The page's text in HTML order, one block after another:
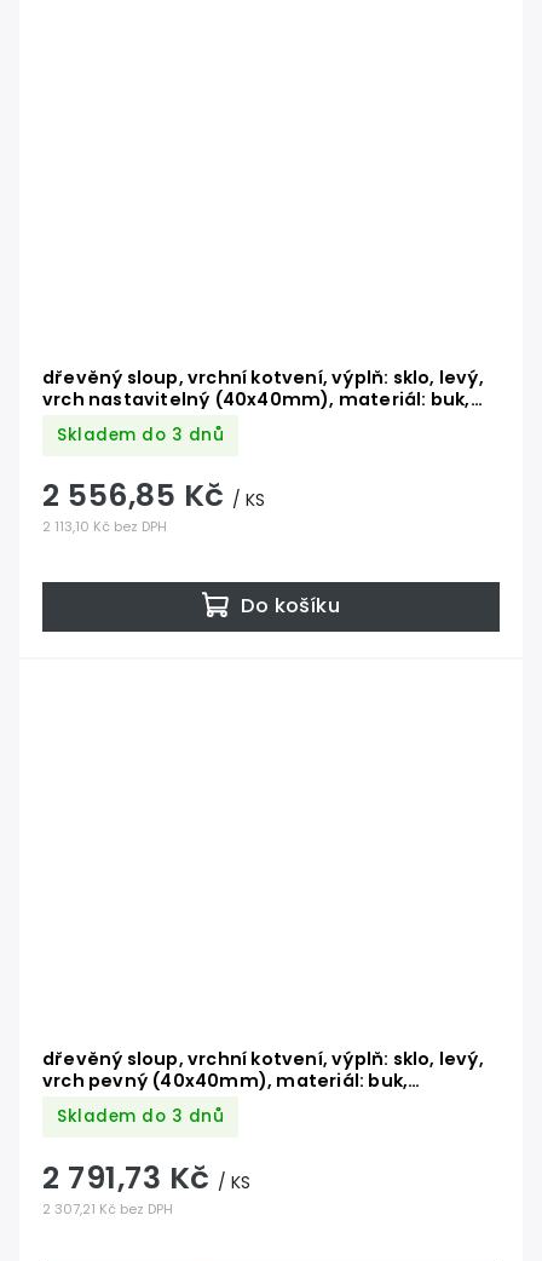
dřevěný sloup, vrchní kotvení, výplň: sklo, levý,
vrch nastavitelný (40x40mm), materiál: buk,
broušený povrch bez nátěru
Skladem do 3 dnů
2 113,10 Kč bez DPH
2 556,85 Kč / KS
Do košíku
dřevěný sloup, vrchní kotvení, výplň: sklo, levý,
vrch pevný (40x40mm), materiál: buk,
broušený povrch s nátěrem BORI (bezbarvý)
Skladem do 3 dnů
2 307,21 Kč bez DPH
2 791,73 Kč / KS